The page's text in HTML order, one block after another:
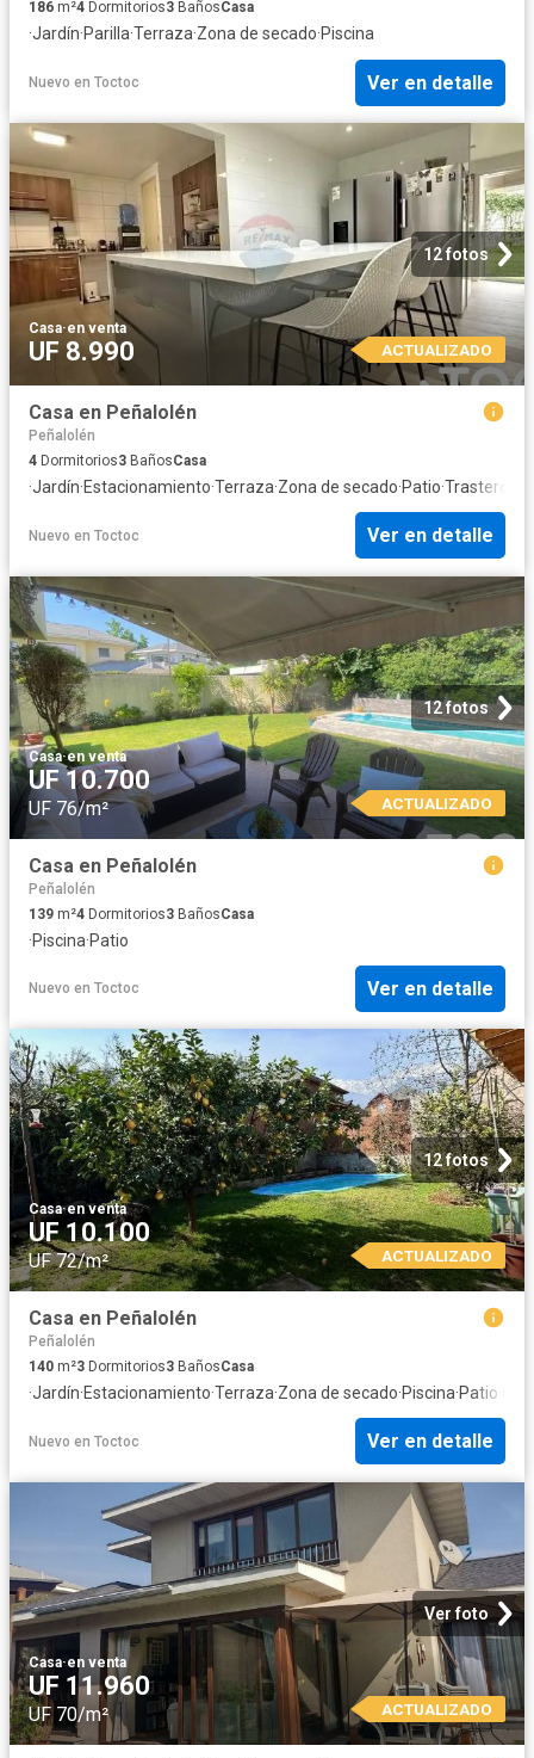
186 m²4 Dormitorios3 BañosCasa
·Jardín·Parilla·Terraza·Zona de secado·Piscina
Nuevo en Toctoc Ver en detalle
12 fotos
Casa·en venta
UF 8.990 ACTUALIZADO
Casa en Peñalolén
Peñalolén
4 Dormitorios3 BañosCasa
·Jardín·Estacionamiento·Terraza·Zona de secado·Patio·Trastero
Nuevo en Toctoc Ver en detalle
12 fotos
Casa·en venta
UF 10.700
UF 76/m² ACTUALIZADO
Casa en Peñalolén
Peñalolén
139 m²4 Dormitorios3 BañosCasa
·Piscina·Patio
Nuevo en Toctoc Ver en detalle
12 fotos
Casa·en venta
UF 10.100
UF 72/m² ACTUALIZADO
Casa en Peñalolén
Peñalolén
140 m²3 Dormitorios3 BañosCasa
·Jardín·Estacionamiento·Terraza·Zona de secado·Piscina·Patio
Nuevo en Toctoc Ver en detalle
Ver foto
Casa·en venta
UF 11.960
UF 70/m² ACTUALIZADO